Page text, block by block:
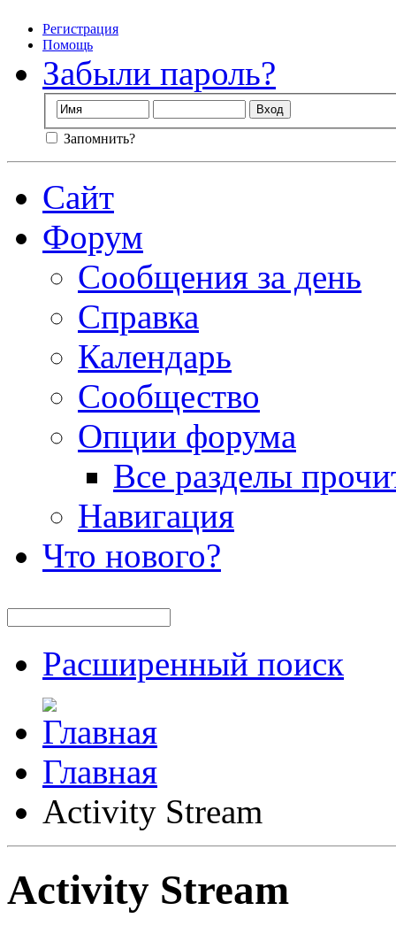
Регистрация
Помощь
Забыли пароль?
Запомнить?
Сайт
Форум
Сообщения за день
Справка
Календарь
Сообщество
Опции форума
Все разделы
Навигация
Что нового?
Расширенный поиск
Главная
Activity Stream
Activity Stream